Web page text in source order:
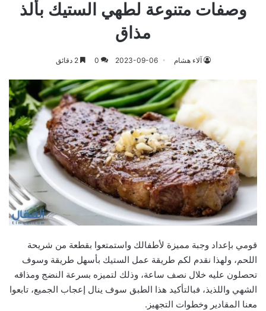
وصفات متنوعة لطهي الستيك بألذ
مذاق
آلاء هشام 2023-09-06
0 2 دقائق
قومي بإعداد وجبة مميزة لأطفالك واستمتعوا بقطعة من شريحة
اللحم، ولهذا نقدم لكم طريقة عمل الستيك بأسهل طريقة وسوف
تحصلون عليه خلال نصف ساعة، وذلك لتميزه بسرعة النضج ومذاقه
الشهي واللذيذ، فبالتأكيد هذا الطبق سوف ينال إعجاب الجميع، تابعوا
معنا المقادير وخطوات التجهيز.